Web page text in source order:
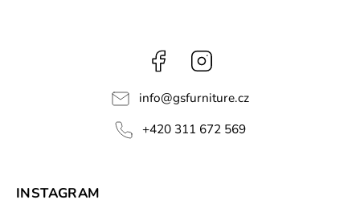
Facebook
info@gsfurniture.cz
+420 311 672 569
INSTAGRAM